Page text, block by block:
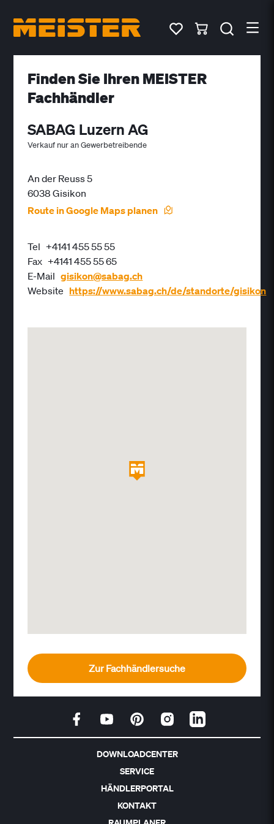
Finden Sie Ihren MEISTER
Fachhändler
SABAG Luzern AG
Verkauf nur an Gewerbetreibende
An der Reuss 5
6038 Gisikon
Route in Google Maps planen
Tel +4141 455 55 55
Fax +4141 455 55 65
E-Mail gisikon@sabag.ch
Website https://www.sabag.ch/de/standorte/gisikon
Zur Fachhändlersuche
DOWNLOADCENTER
SERVICE
HÄNDLERPORTAL
KONTAKT